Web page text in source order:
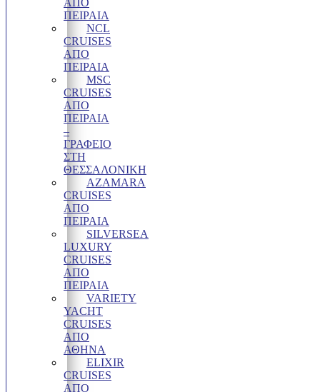
ΠΕΙΡΑΙΑ
NCL
CRUISES
ΑΠΌ
ΠΕΙΡΑΙΆ
MSC
CRUISES
ΑΠΟ
ΠΕΙΡΑΙΑ
–
ΓΡΑΦΕΊΟ
ΣΤΗ
ΘΕΣΣΑΛΟΝΊΚΗ
AZAMARA
CRUISES
ΑΠΌ
ΠΕΙΡΑΙΆ
SILVERSEA
LUXURY
CRUISES
ΑΠΌ
ΠΕΙΡΑΙΆ
VARIETY
YACHT
CRUISES
ΑΠΟ
ΑΘΗΝΑ
ELIXIR
CRUISES
ΑΠΌ